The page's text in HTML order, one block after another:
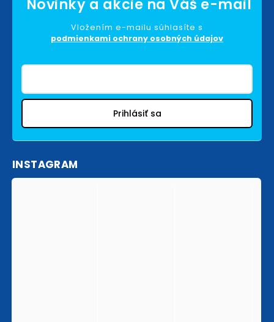
Vložením e-mailu súhlasíte s
podmienkami ochrany osobných údajov
Prihlásiť sa
INSTAGRAM